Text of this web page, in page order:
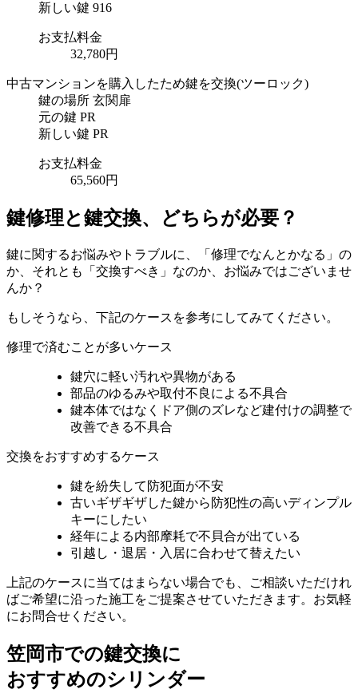
新しい鍵 916
お支払料金
32,780円
中古マンションを購入したため鍵を交換(ツーロック)
鍵の場所 玄関扉
元の鍵 PR
新しい鍵 PR
お支払料金
65,560円
鍵修理と鍵交換、どちらが必要？
鍵に関するお悩みやトラブルに、「修理でなんとかなる」の
か、それとも「交換すべき」なのか、お悩みではございませ
んか？
もしそうなら、下記のケースを参考にしてみてください。
修理で済むことが多いケース
鍵穴に軽い汚れや異物がある
部品のゆるみや取付不良による不具合
鍵本体ではなくドア側のズレなど建付けの調整で
改善できる不具合
交換をおすすめするケース
鍵を紛失して防犯面が不安
古いギザギザした鍵から防犯性の高いディンプル
キーにしたい
経年による内部摩耗で不貝合が出ている
引越し・退居・入居に合わせて替えたい
上記のケースに当てはまらない場合でも、ご相談いただけれ
ばご希望に沿った施工をご提案させていただきます。お気軽
にお問合せください。
笠岡市での鍵交換に
おすすめのシリンダー